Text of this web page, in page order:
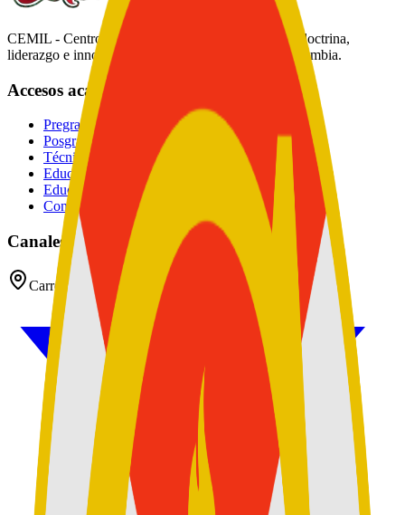
CEMIL - Centro de Educación Militar. Formación, doctrina,
liderazgo e innovación académica al servicio de Colombia.
Accesos académicos
Pregrados
Posgrados
Técnico
Educación Continuada
Educación Militar
Convocatoria de Docentes
Canales oficiales
Carrera 54 No 26 - 25 CAN, Bogotá D.C, Colombia